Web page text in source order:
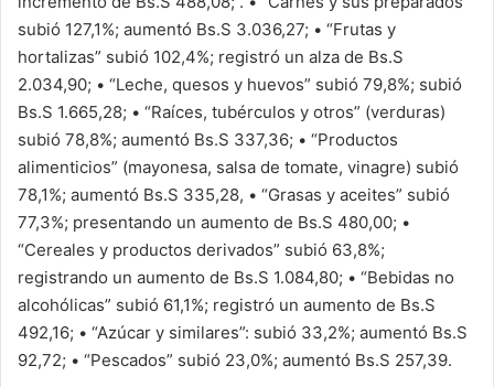
subió 127,1%; aumentó Bs.S 3.036,27; • “Frutas y
hortalizas” subió 102,4%; registró un alza de Bs.S
2.034,90; • “Leche, quesos y huevos” subió 79,8%; subió
Bs.S 1.665,28; • “Raíces, tubérculos y otros” (verduras)
subió 78,8%; aumentó Bs.S 337,36; • “Productos
alimenticios” (mayonesa, salsa de tomate, vinagre) subió
78,1%; aumentó Bs.S 335,28, • “Grasas y aceites” subió
77,3%; presentando un aumento de Bs.S 480,00; •
“Cereales y productos derivados” subió 63,8%;
registrando un aumento de Bs.S 1.084,80; • “Bebidas no
alcohólicas” subió 61,1%; registró un aumento de Bs.S
492,16; • “Azúcar y similares”: subió 33,2%; aumentó Bs.S
92,72; • “Pescados” subió 23,0%; aumentó Bs.S 257,39.